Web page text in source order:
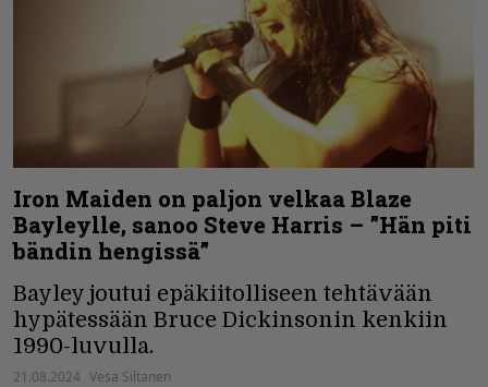
Iron Maiden on paljon velkaa Blaze
Bayleylle, sanoo Steve Harris – ”Hän piti
bändin hengissä”
Bayley joutui epäkiitolliseen tehtävään
hypätessään Bruce Dickinsonin kenkiin
1990-luvulla.
21.08.2024 Vesa Siltanen